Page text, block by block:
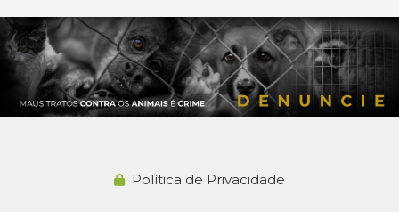
Política de Privacidade